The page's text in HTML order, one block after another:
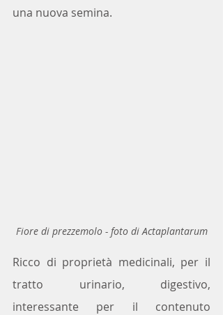
una nuova semina.
Fiore di prezzemolo - foto di Actaplantarum
Ricco di proprietà medicinali, per il
tratto urinario, digestivo,
interessante per il contenuto